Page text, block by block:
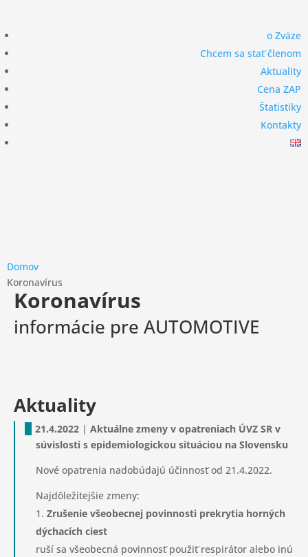
Členská
sekcia
o Zväze
Chcem sa stať členom
Aktuality
Cena ZAP
Štatistiky
Kontakty
Domov
Koronavírus
Koronavírus
informácie pre AUTOMOTIVE
Aktuality
21.4.2022 | Aktuálne zmeny v opatreniach ÚVZ SR v
súvislosti s epidemiologickou situáciou na Slovensku
Nové opatrenia nadobúdajú účinnosť od 21.4.2022.
Najdôležitejšie zmeny:
Zrušenie všeobecnej povinnosti prekrytia horných
dýchacích ciest
ruší sa všeobecná povinnosť použiť respirátor alebo inú